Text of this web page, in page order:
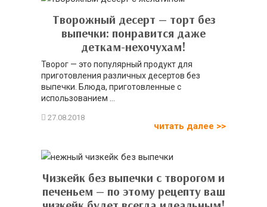
Творожный десерт — торт без
выпечки: понравится даже
деткам-нехочухам!
Творог — это популярный продукт для
приготовления различных десертов без
выпечки. Блюда, приготовленные с
использованием ...
читать далее >>
Чизкейк без выпечки с творогом и
печеньем — по этому рецепту ваш